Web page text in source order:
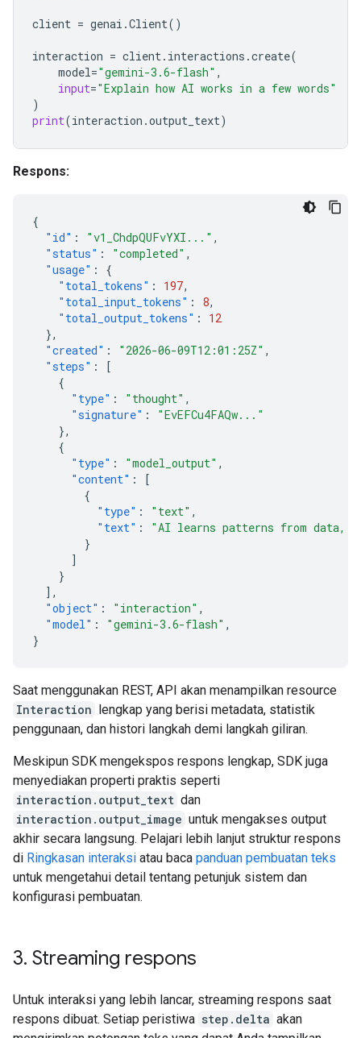
client = genai .Client()
interaction = client. interactions .create(
model="gemini-3.6-flash" ,
input="Explain how AI works in a few words"
)
print(interaction .output_text)
Respons:
{
"id" : "v1_ChdpQUFvYXI..." ,
"status" : "completed" ,
"usage" :
{
"total_tokens" : 197,
"total_input_tokens" : 8,
"total_output_tokens" :
12
},
"created" : "2026-06-09T12:01:25Z" ,
"steps" :
[
{
"type" : "thought" ,
"signature" :
"EvEFCu4FAQw..."
},
{
"type" : "model_output" ,
"content" :
[
{
"type" : "text" ,
"text" :
"AI learns patterns from data,
}
]
}
],
"object" : "interaction" ,
"model" : "gemini-3.6-flash" ,
}
Saat menggunakan REST, API akan menampilkan resource
Interaction lengkap yang berisi metadata, statistik
penggunaan, dan histori langkah demi langkah giliran.
Meskipun SDK mengekspos respons lengkap, SDK juga
menyediakan properti praktis seperti
interaction.output_text dan
interaction.output_image untuk mengakses output
akhir secara langsung. Pelajari lebih lanjut struktur respons
di Ringkasan interaksi atau baca panduan pembuatan teks
untuk mengetahui detail tentang petunjuk sistem dan
konfigurasi pembuatan.
3. Streaming respons
Untuk interaksi yang lebih lancar, streaming respons saat
respons dibuat. Setiap peristiwa step.delta akan